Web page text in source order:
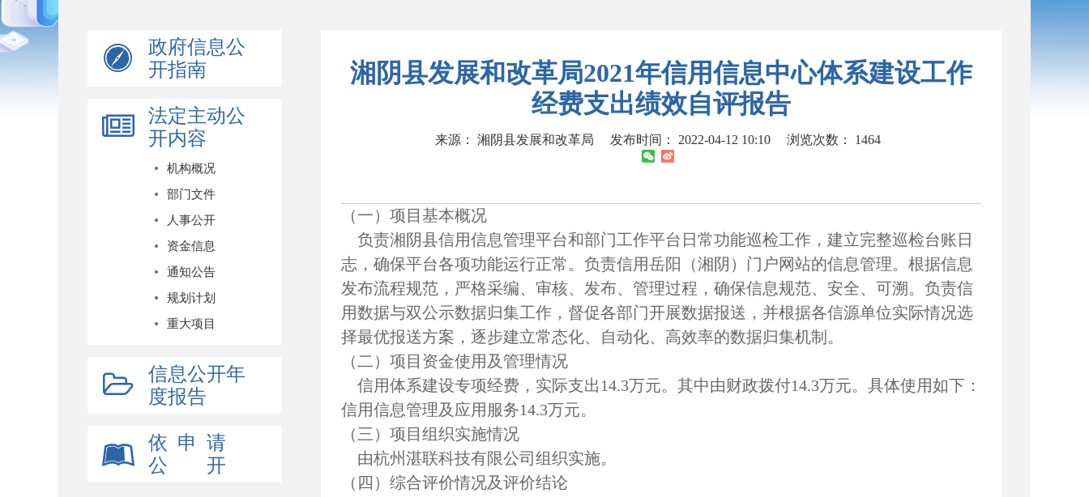
政府信息公
开指南
法定主动公
开内容
机构概况
部门文件
人事公开
资金信息
通知公告
规划计划
重大项目
信息公开年
度报告
依 申 请
公 开
湘阴县发展和改革局2021年信用信息中心体系建设工作
经费支出绩效自评报告
来源： 湘阴县发展和改革局 发布时间： 2022-04-12 10:10 浏览次数： 1464
（一） 项目基本概况
负责湘阴县信用信息管理平台和部门工作平台日常功能巡检工作，建立完整巡检台账日
志，确保平台各项功能运行正常。负责信用岳阳（湘阴）门户网站的信息管理。根据信息
发布流程规范，严格采编、审核、发布、管理过程，确保信息规范、安全、可溯。负责信
用数据与双公示数据归集工作，督促各部门开展数据报送，并根据各信源单位实际情况选
择最优报送方案，逐步建立常态化、自动化、高效率的数据归集机制。
（二） 项目资金使用及管理情况
信用体系建设专项经费，实际支出 14.3万元。其中由财政拨付14.3万元。具体使用如下：
信用信息管理及应用服务14.3万元。
（三） 项目组织实施情况
由杭州湛联科技有限公司组织实施。
（四） 综合评价情况及评价结论